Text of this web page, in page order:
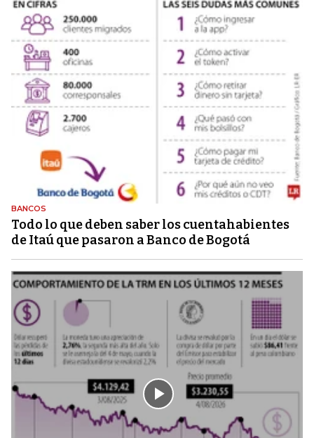
BANCOS
Todo lo que deben saber los cuentahabientes
de Itaú que pasaron a Banco de Bogotá